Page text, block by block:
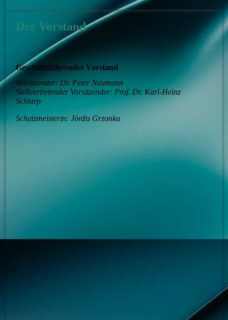
Der Vorstand
Geschäftsführender Vorstand
Vorsitzender: Dr. Peter Neumann
Stellvertretender Vorsitzender: Prof. Dr. Karl-Heinz
Schlarp
Schatzmeisterin:Jördis Grzonka